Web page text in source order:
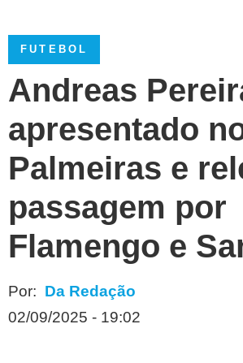
FUTEBOL
Andreas
apresentado
Palmeiras e
passagem por
Flamengo e
Por: Da Redação
02/09/2025 - 19:02